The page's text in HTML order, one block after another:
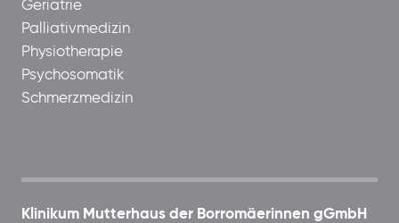
Geriatrie
Palliativmedizin
Physiotherapie
Psychosomatik
Schmerzmedizin
Klinikum Mutterhaus der Borromäerinnen gGmbH